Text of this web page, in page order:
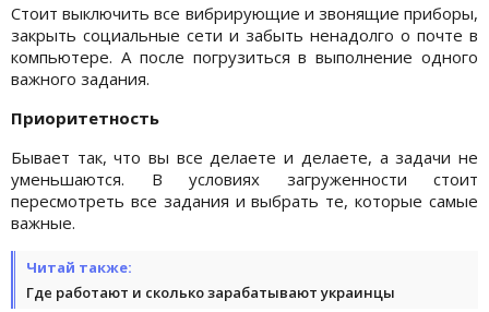
Стоит выключить все вибрирующие и звонящие приборы,
закрыть социальные сети и забыть ненадолго о почте в
компьютере. А после погрузиться в выполнение одного
важного задания.
Приоритетность
Бывает так, что вы все делаете и делаете, а задачи не
уменьшаются. В условиях загруженности стоит
пересмотреть все задания и выбрать те, которые самые
важные.
Читай также:
Где работают и сколько зарабатывают украинцы